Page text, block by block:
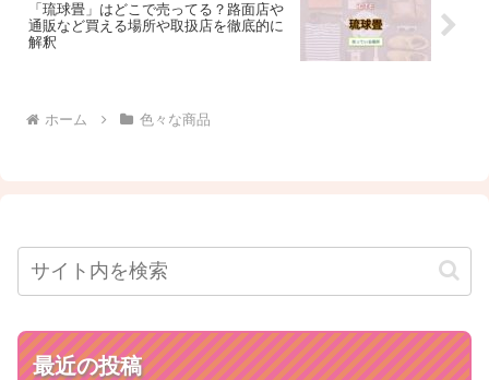
「琉球畳」はどこで売ってる？路面店や
通販など買える場所や取扱店を徹底的に
解釈
ホーム 色々な商品
最近の投稿